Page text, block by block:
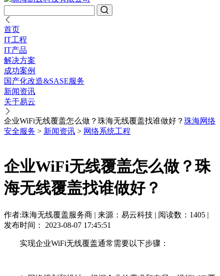
首页
IT工程
IT产品
解决方案
成功案例
国产化改造&SASE服务
新闻资讯
关于易云
企业WiFi无线覆盖怎么做？珠海无线覆盖找谁做好？ 珠海网络
安全服务 > 新闻资讯 > 网络系统工程
企业WiFi无线覆盖怎么做？珠
海无线覆盖找谁做好？
作者:珠海无线覆盖服务商 | 来源：易云科技 | 阅读数：1405 |
发布时间： 2023-08-07 17:45:51
实现企业WiFi无线覆盖通常需要以下步骤：